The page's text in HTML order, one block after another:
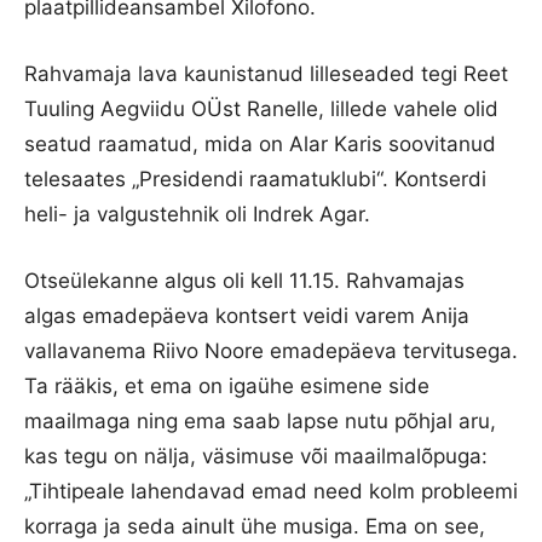
plaatpillideansambel Xilofono.
Rahvamaja lava kaunistanud lilleseaded tegi Reet
Tuuling Aegviidu OÜst Ranelle, lillede vahele olid
seatud raamatud, mida on Alar Karis soovitanud
telesaates „Presidendi raamatuklubi“. Kontserdi
heli- ja valgustehnik oli Indrek Agar.
Otseülekanne algus oli kell 11.15. Rahvamajas
algas emadepäeva kontsert veidi varem Anija
vallavanema Riivo Noore emadepäeva tervitusega.
Ta rääkis, et ema on igaühe esimene side
maailmaga ning ema saab lapse nutu põhjal aru,
kas tegu on nälja, väsimuse või maailmalõpuga:
„Tihtipeale lahendavad emad need kolm probleemi
korraga ja seda ainult ühe musiga. Ema on see,